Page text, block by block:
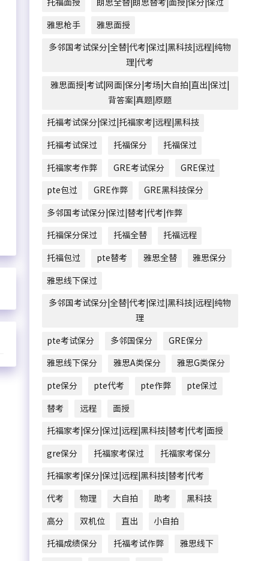
托福面授 朗思全替|朗思替考|面授|保分|保过
雅思枪手 雅思面授
多邻国考试保分|全替|代考|保过|黑科技|远程|纯物
理|代考
雅思面授|考试|网面|保分|考场|大自拍|直出|保过|
背答案|真题|原题
托福考试保分|保过|托福家考|远程|黑科技
托福考试保过 托福保分 托福保过
托福家考作弊 GRE考试保分 GRE保过
pte包过 GRE作弊 GRE黑科技保分
多邻国考试保分|保过|替考|代考|作弊
托福保分保过 托福全替 托福远程
托福包过 pte替考 雅思全替 雅思保分
雅思线下保过
多邻国考试保分|全替|代考|保过|黑科技|远程|纯物
理
pte考试保分 多邻国保分 GRE保分
雅思线下保分 雅思A类保分 雅思G类保分
pte保分 pte代考 pte作弊 pte保过
替考 远程 面授
托福家考|保分|保过|远程|黑科技|替考|代考|面授
gre保分 托福家考保过 托福家考保分
托福家考|保分|保过|远程|黑科技|替考|代考
代考 物理 大自拍 助考 黑科技
高分 双机位 直出 小自拍
托福成绩保分 托福考试作弊 雅思线下